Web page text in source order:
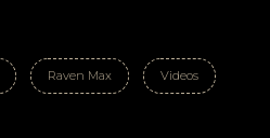
Raven Max Videos